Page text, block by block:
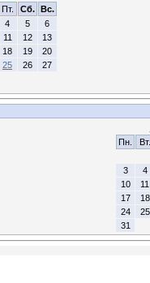
Пт. Сб.
Вс.
4 5
6
11 12
13
18 19
20
25 26
27
Пн.
Вт.
3
4
10
11
17
18
24
25
31